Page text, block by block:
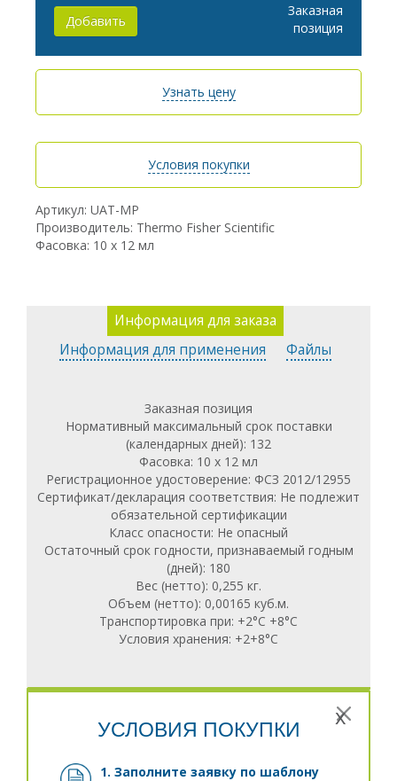
Артикул: UAT-MP
Производитель: Thermo Fisher Scientific
Фасовка: 10 x 12 мл
Добавить
Заказная
позиция
Узнать цену
Условия покупки
Информация для заказа
Информация для применения
Файлы
Заказная позиция
Нормативный максимальный срок поставки
(календарных дней): 132
Фасовка: 10 x 12 мл
Регистрационное удостоверение: ФСЗ 2012/12955
Сертификат/декларация соответствия: Не подлежит
обязательной сертификации
Класс опасности: Не опасный
Остаточный срок годности, признаваемый годным
(дней): 180
Вес (нетто): 0,255 кг.
Объем (нетто): 0,00165 куб.м.
Транспортировка при: +2°С +8°С
Условия хранения: +2+8°C
x
УСЛОВИЯ ПОКУПКИ
1. Заполните заявку по шаблону